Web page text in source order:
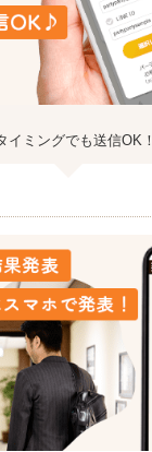
イミングでも送信OK！